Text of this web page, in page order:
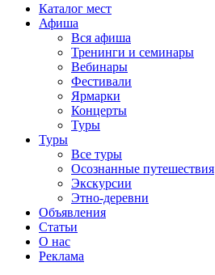
Каталог мест
Афиша
Вся афиша
Тренинги и семинары
Вебинары
Фестивали
Ярмарки
Концерты
Туры
Туры
Все туры
Осознанные путешествия
Экскурсии
Этно-деревни
Объявления
Статьи
О нас
Реклама